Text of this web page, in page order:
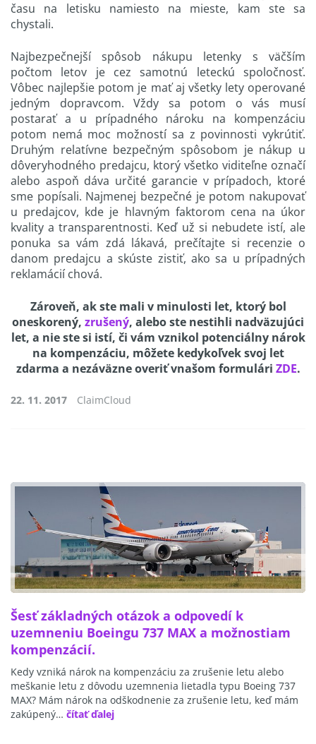
času na letisku namiesto na mieste, kam ste sa
chystali.
Najbezpečnejší spôsob nákupu letenky s väčším
počtom letov je cez samotnú leteckú spoločnosť.
Vôbec najlepšie potom je mať aj všetky lety operované
jedným dopravcom. Vždy sa potom o vás musí
postarať a u prípadného nároku na kompenzáciu
potom nemá moc možností sa z povinnosti vykrútiť.
Druhým relatívne bezpečným spôsobom je nákup u
dôveryhodného predajcu, ktorý všetko viditeľne označí
alebo aspoň dáva určité garancie v prípadoch, ktoré
sme popísali. Najmenej bezpečné je potom nakupovať
u predajcov, kde je hlavným faktorom cena na úkor
kvality a transparentnosti. Keď už si nebudete istí, ale
ponuka sa vám zdá lákavá, prečítajte si recenzie o
danom predajcu a skúste zistiť, ako sa u prípadných
reklamácií chová.
Zároveň, ak ste mali v minulosti let, ktorý bol
oneskorený, zrušený, alebo ste nestihli nadväzujúci
let, a nie ste si istí, či vám vznikol potenciálny nárok
na kompenzáciu, môžete kedykoľvek svoj let
zdarma a nezáväzne overiť vnašom formulári ZDE.
22. 11. 2017 ClaimCloud
Šesť základných otázok a odpovedí k
uzemneniu Boeingu 737 MAX a možnostiam
kompenzácií.
Kedy vzniká nárok na kompenzáciu za zrušenie letu alebo
meškanie letu z dôvodu uzemnenia lietadla typu Boeing 737
MAX? Mám nárok na odškodnenie za zrušenie letu, keď mám
zakúpený… čítať ďalej